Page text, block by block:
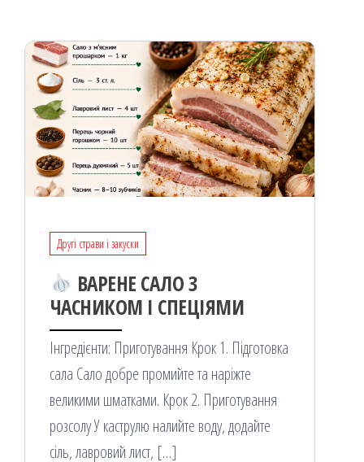
я
Другі страви і закуски
ВАРЕНЕ САЛО З
ЧАСНИКОМ І СПЕЦІЯМИ
Інгредієнти: Приготування Крок 1. Підготовка
сала Сало добре промийте та наріжте
великими шматками. Крок 2. Приготування
розсолу У каструлю налийте воду, додайте
сіль, лавровий лист, […]